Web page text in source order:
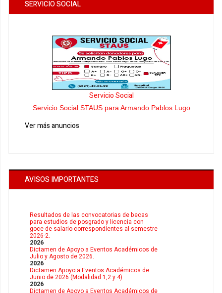
SERVICIO SOCIAL
Servicio Social
Servicio Social STAUS para Armando Pablos Lugo
Ver más anuncios
AVISOS IMPORTANTES
Resultados de las convocatorias de becas
para estudios de posgrado y licencia con
goce de salario correspondientes al semestre
2026-2.
2026
Dictamen de Apoyo a Eventos Académicos de
Julio y Agosto de 2026.
2026
Dictamen Apoyo a Eventos Académicos de
Junio de 2026 (Modalidad 1,2 y 4)
2026
Dictamen de Apoyo a Eventos Académicos de